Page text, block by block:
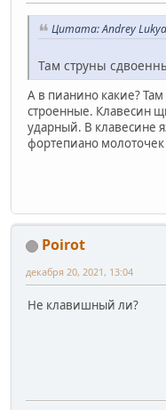
Цитата: Andrey
Там струны
А в пианино какие?
строенные. Клавесин
ударный. В клавесине
фортепиано молоточек
Poirot
декабря 20, 2021, 13:04
Не клавишный ли?